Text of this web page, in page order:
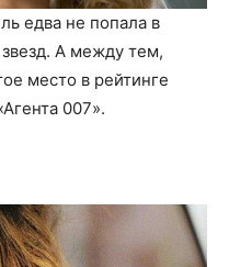
едва не попала в
А между тем,
место в рейтинге
007».